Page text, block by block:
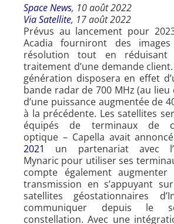
Space News, 10 août 2022
Via Satellite, 17 août 2022
Prévus au lancement pour
Acadia fourniront des
résolution tout en
traitement d’une demande
génération disposera en effet
bande radar de 700 MHz (au lieu
d’une puissance augmentée de
à la précédente. Les satellites
équipés de terminaux de
optique – Capella avait annoncé
2021
un partenariat avec
Mynaric pour utiliser ses
compte également
transmission en s’appuyant
satellites géostationnaires
communiquer depuis le
constellation. Avec une